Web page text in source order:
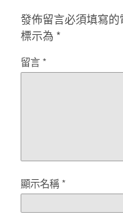
發佈留言必須填寫的
標示為 *
留言*
顯示名稱*